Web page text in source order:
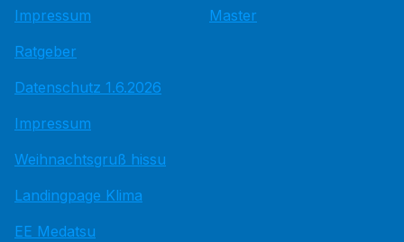
Impressum
Ratgeber
Datenschutz 1.6.2026
Impressum
Weihnachtsgruß hissu
Landingpage Klima
EE Medatsu
Master